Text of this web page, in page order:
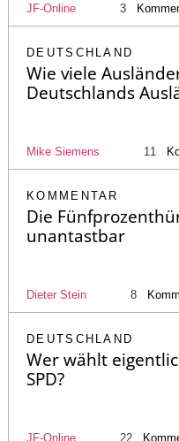
JF-Online 3
DEUTSCHLAND
Wie viele
Deutschlands
Mike Siemens 11
KOMMENTAR
Die
unantastbar
Dieter Stein 8
DEUTSCHLAND
Wer wählt
SPD?
JF-Online 22